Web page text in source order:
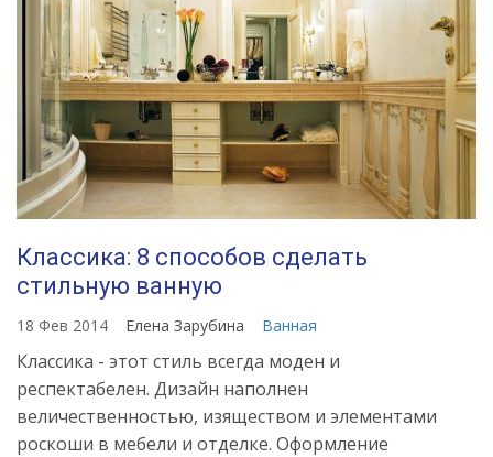
Классика: 8 способов сделать
стильную ванную
18 Фев 2014 Елена Зарубина Ванная
Классика - этот стиль всегда моден и
респектабелен. Дизайн наполнен
величественностью, изяществом и элементами
роскоши в мебели и отделке. Оформление